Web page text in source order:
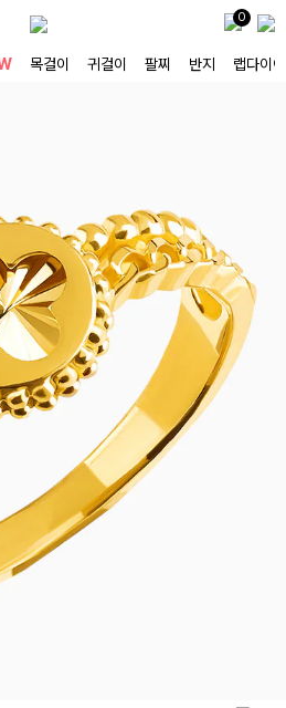
0
목걸이 귀걸이 팔찌 반지 랩다이아